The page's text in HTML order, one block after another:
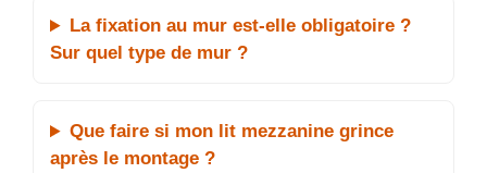
La fixation au mur est-elle obligatoire ?
Sur quel type de mur ?
Que faire si mon lit mezzanine grince
après le montage ?